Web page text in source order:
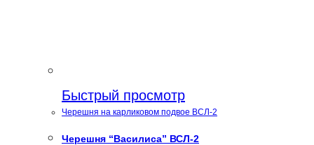
Быстрый просмотр
Черешня на карликовом подвое ВСЛ-2
Черешня “Василиса” ВСЛ-2